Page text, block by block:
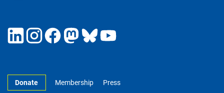
Donate Membership Press